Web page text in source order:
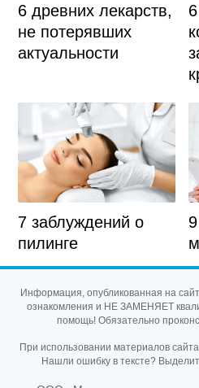
6 древних лекарств,
не потерявших
актуальности
7 заблуждений о
пилинге
Информация, опубликованная на
ознакомления и НЕ ЗАМЕНЯЕТ
помощь! Обязательно
При использовании материалов
Нашли ошибку в тексте?